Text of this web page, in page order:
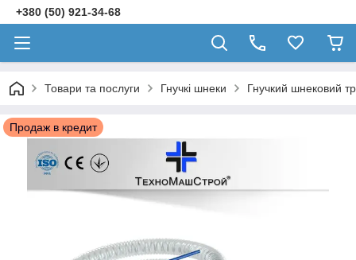
+380 (50) 921-34-68
Товари та послуги Гнучкі шнеки Гнучкий шнековий
Продаж в кредит